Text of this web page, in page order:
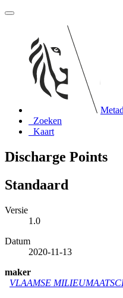
Zoeken
Kaart
Discharge Points
Standaard
Versie
1.0
Datum
2020-11-13
maker
VLAAMSE